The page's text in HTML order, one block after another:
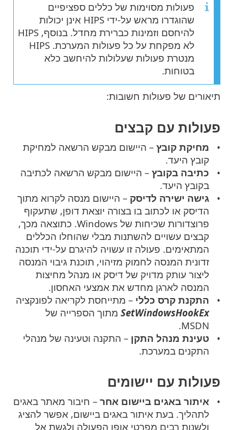
פעולות מסוימות של כללים ספציפיים
שהוגדרו מראש על-ידי HIPS אינן יכולות
להיחסם וזמינות כברירת מחדל. בנוסף, HIPS
לא מפקחת על כל פעולות המערכת. HIPS
מנטרת פעולות שעלולות להיחשב כלא
בטוחות.
תיאורים של פעולות חשובות:
פעולות עם קבצים
מחיקת קובץ – היישום מבקש הרשאה למחיקת
קובץ היעד.
כתיבה בקובץ – היישום מבקש הרשאה לכתיבה
בקובץ היעד.
גישה ישירה לדיסק – היישום מנסה לקרוא מתוך
הדיסק או לכתוב בו בצורה יוצאת דופן, שתעקוף
פרוצדורות שכיחות של Windows. כתוצאה מכך,
קבצים עשויים להשתנות מבלי שהוחלו הכללים
המתאימים. פעולה זו עשויה להיגרם על-ידי תוכנה
זדונית המנסה לחמוק מזיהוי, תוכנת גיבוי המנסה
ליצור עותק מדויק של דיסק או מנהל מחיצות
המנסה לארגן מחדש את אמצעי האחסון.
התקנת קרס כללי – מתייחסת לקריאה לפונקציה
SetWindowsHookEx מתוך הספרייה של
MSDN.
טעינת מנהל התקן– התקנה וטעינה של מנהלי
התקנים במערכת.
פעולות עם יישומים
איתור באגים ביישום אחר – חיבור מאתר באגים
לתהליך. בעת איתור באגים ביישום, אפשר להציג
ולשנות רבים מפרטי אופן הפעולה ולגשת אל